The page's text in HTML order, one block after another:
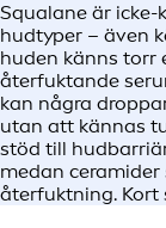
Squalane är
hudtyper – även
huden känns torr
återfuktande
kan några
utan att kännas
stöd till
medan
återfuktning. Kort